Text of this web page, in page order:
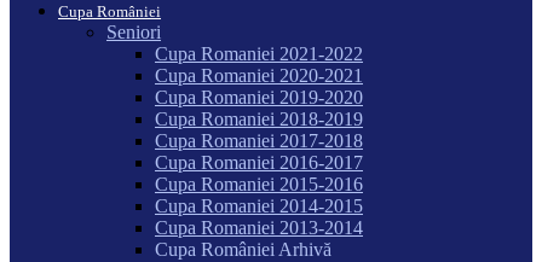
Cupa României
Seniori
Cupa Romaniei 2021-2022
Cupa Romaniei 2020-2021
Cupa Romaniei 2019-2020
Cupa Romaniei 2018-2019
Cupa Romaniei 2017-2018
Cupa Romaniei 2016-2017
Cupa Romaniei 2015-2016
Cupa Romaniei 2014-2015
Cupa Romaniei 2013-2014
Cupa României Arhivă